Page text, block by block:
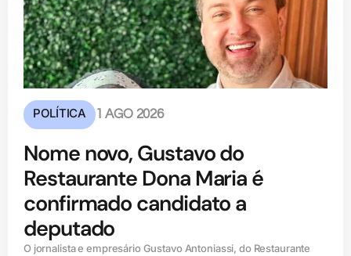
POLÍTICA 1 AGO 2026
Nome novo, Gustavo do
Restaurante Dona Maria é
confirmado candidato a
deputado
O jornalista e empresário Gustavo Antoniassi, do Restaurante